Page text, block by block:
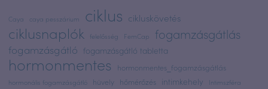
Caya caya pesszárium ciklus cikluskövetés
ciklusnaplók felelősség FemCap fogamzásgátlás
fogamzásgátló fogamzásgátló tabletta
hormonmentes hormonmentes_fogamzásgátlás
hormonális fogamzásgátló hüvely hőmérőzés intimkehely
Intimszféra